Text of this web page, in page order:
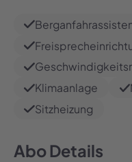
Klimaanlage
Sitzheizung
Abo Details